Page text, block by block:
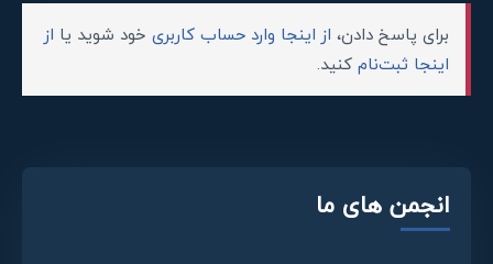
برای پاسخ دادن، از اینجا وارد حساب کاربری خود شوید یا از
اینجا ثبت‌نامکنید.
انجمن های ما